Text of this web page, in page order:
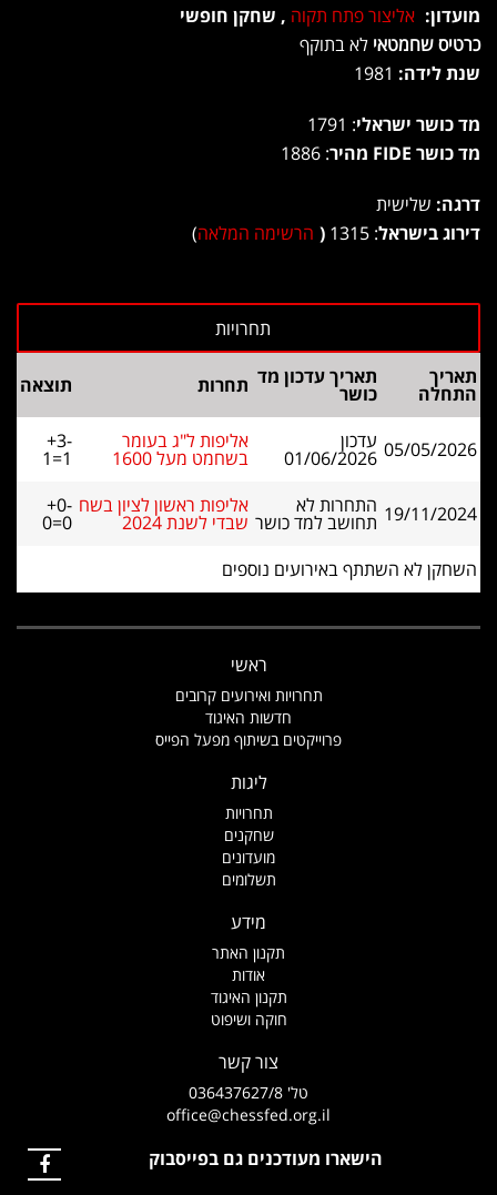
מועדון: אליצור פתח תקוה , שחקן חופשי
כרטיס שחמטאי לא בתוקף
שנת לידה:
מד כושר ישראלי: 1791
מד כושר FIDE מהיר
: 1886
דרגה: שלישית
דירוג בישראל: 1315
( הרשימה המלאה)
תאריך
התחלה
תאריך עדכון מד
כושר תחרות תוצאה
05/05/2026 עדכון
01/06/2026
אליפות ל"ג בעומר
בשחמט מעל 1600
+3-
1=1
19/11/2024 התחרות לא
תחושב למד כושר
אליפות ראשון לציון בשח
שבדי לשנת 2024
+0-
0=0
השחקן לא השתתף באירועים נוספים
ראשי
תחרויות ואירועים קרובים
חדשות האיגוד
פרוייקטים בשיתוף מפעל הפייס
ליגות
תחרויות
שחקנים
מועדונים
תשלומים
מידע
תקנון האתר
אודות
תקנון האיגוד
חוקה ושיפוט
צור קשר
טל' 036437627/8
office@chessfed.org.il
הישארו מעודכנים גם בפייסבוק